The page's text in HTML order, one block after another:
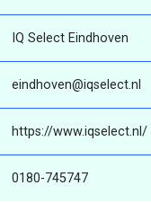
IQ Select Eindhoven
eindhoven@iqselect.nl
https://www.iqselect.nl/
0180-745747